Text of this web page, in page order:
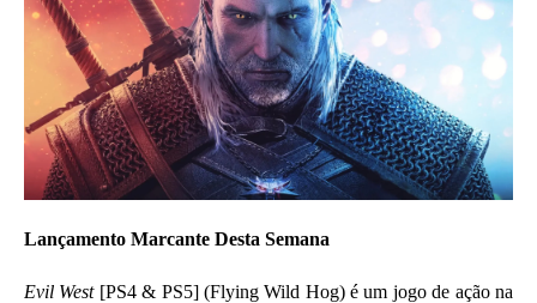
Lançamento Marcante Desta Semana
Evil West [PS4 & PS5] (Flying Wild Hog) é um jogo de ação na